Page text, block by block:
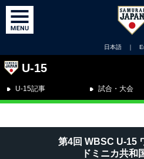
日本語 ｜
U-15
U-15記事 試合・大会
第4回 WBSC U-15
ドミニカ共和